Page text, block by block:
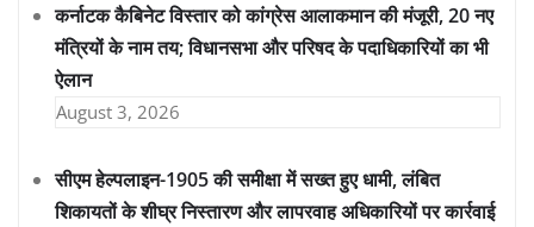
कर्नाटक कैबिनेट विस्तार को कांग्रेस आलाकमान की मंजूरी, 20 नए
मंत्रियों के नाम तय; विधानसभा और परिषद के पदाधिकारियों का भी
ऐलान
August 3, 2026
सीएम हेल्पलाइन-1905 की समीक्षा में सख्त हुए धामी, लंबित
शिकायतों के शीघ्र निस्तारण और लापरवाह अधिकारियों पर कार्रवाई